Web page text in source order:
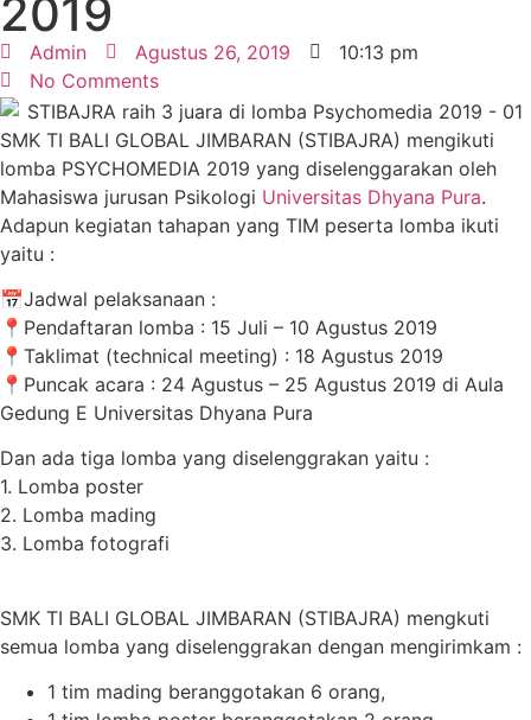
2019
Admin Agustus 26, 2019
10:13 pm
No Comments
SMK TI BALI GLOBAL JIMBARAN (STIBAJRA) mengikuti
lomba PSYCHOMEDIA 2019 yang diselenggarakan oleh
Mahasiswa jurusan Psikologi Universitas Dhyana Pura.
Adapun kegiatan tahapan yang TIM peserta lomba ikuti
yaitu :
📅Jadwal pelaksanaan :
📍Pendaftaran lomba : 15 Juli – 10 Agustus 2019
📍Taklimat (technical meeting) : 18 Agustus 2019
📍Puncak acara : 24 Agustus – 25 Agustus 2019 di Aula
Gedung E Universitas Dhyana Pura
Dan ada tiga lomba yang diselenggrakan yaitu :
1. Lomba poster
2. Lomba mading
3. Lomba fotografi
SMK TI BALI GLOBAL JIMBARAN (STIBAJRA) mengkuti
semua lomba yang diselenggrakan dengan mengirimkam :
1 tim mading beranggotakan 6 orang,